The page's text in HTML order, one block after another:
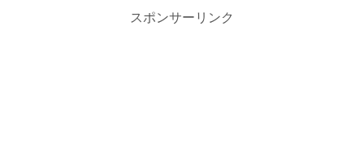
スポンサーリンク